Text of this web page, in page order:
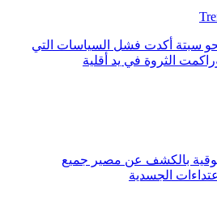
سبتة أكدت فشل السياسات التي
الثروة في يد أقلية
بالكشف عن مصير جميع
الجسدية